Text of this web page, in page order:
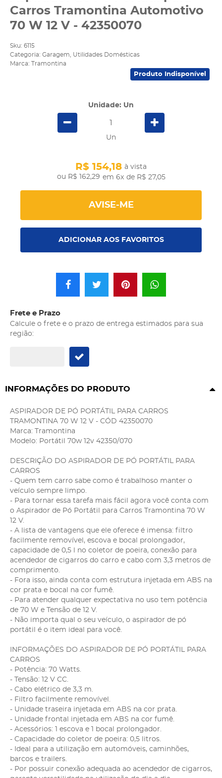
Carros Tramontina Automotivo
70 W 12 V - 42350070
Sku: 6115
Categoria: Garagem
Utilidades Domésticas
Marca:
Tramontina
Produto Indisponível
Unidade: Un
Un
R$ 162,29
R$ 154,18 à vista
em 6x de R$ 27,05
AVISE-ME
ADICIONAR AOS FAVORITOS
Frete e Prazo
Calcule o frete e o prazo de entrega estimados para sua
região:
INFORMAÇÕES DO PRODUTO
ASPIRADOR DE PÓ PORTÁTIL PARA CARROS
TRAMONTINA 70 W 12 V - CÓD 42350070
Marca: Tramontina
Modelo: Portátil 70w 12v 42350/070
DESCRIÇÃO DO ASPIRADOR DE PÓ PORTÁTIL PARA
CARROS
- Quem tem carro sabe como é trabalhoso manter o
veículo sempre limpo.
- Para tornar essa tarefa mais fácil agora você conta com
o Aspirador de Pó Portátil para Carros Tramontina 70 W
12 V.
- A lista de vantagens que ele oferece é imensa: filtro
facilmente removível, escova e bocal prolongador,
capacidade de 0,5 l no coletor de poeira, conexão para
acendedor de cigarros do carro e cabo com 3,3 metros de
comprimento.
- Fora isso, ainda conta com estrutura injetada em ABS na
cor prata e bocal na cor fumê.
- Para atender qualquer expectativa no uso tem potência
de 70 W e Tensão de 12 V.
- Não importa qual o seu veículo, o aspirador de pó
portátil é o item ideal para você.
INFORMAÇÕES DO ASPIRADOR DE PÓ PORTÁTIL PARA
CARROS
- Potência: 70 Watts.
- Tensão: 12 V CC.
- Cabo elétrico de 3,3 m.
- Filtro facilmente removível.
- Unidade traseira injetada em ABS na cor prata.
- Unidade frontal injetada em ABS na cor fumê.
- Acessórios: 1 escova e 1 bocal prolongador.
- Capacidade do coletor de poeira: 0,5 litros.
- Ideal para a utilização em automóveis, caminhões,
barcos e trailers.
- Por possuir conexão adequada ao acendedor de cigarros,